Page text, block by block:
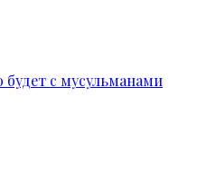
будет с мусульманами